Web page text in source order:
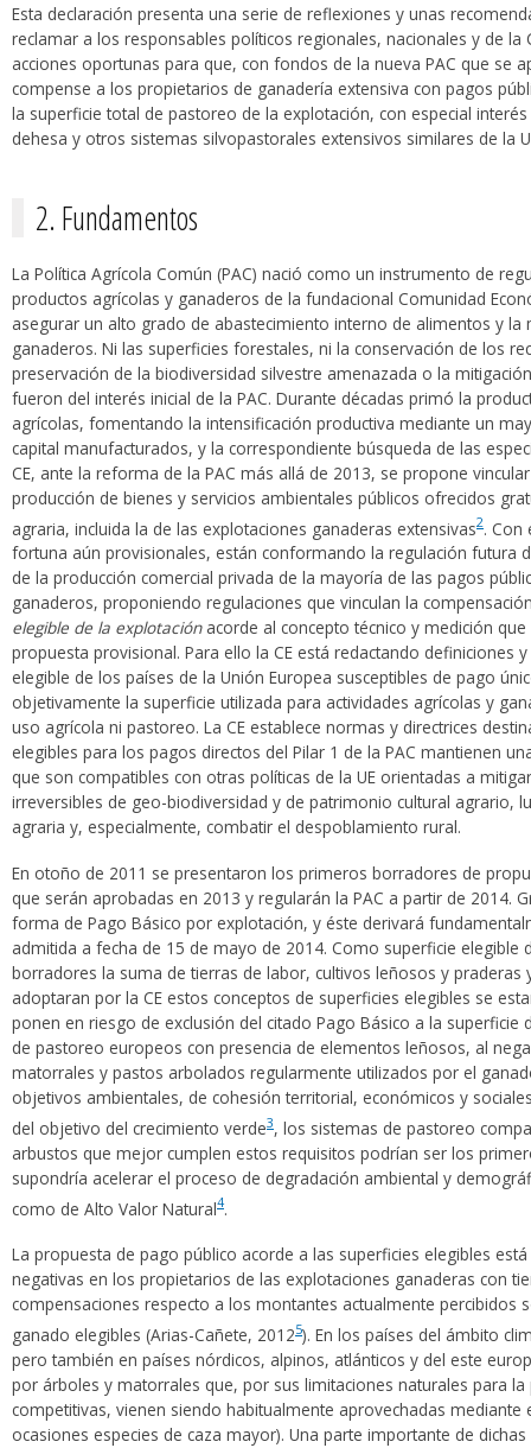
Esta declaración presenta una serie de reflexiones y unas
reclamar a los responsables políticos regionales, nacionales y de la
acciones oportunas para que, con fondos de la nueva PAC que se
compense a los propietarios de ganadería extensiva con pagos
la superficie total de pastoreo de la explotación, con especial
dehesa y otros sistemas silvopastorales extensivos similares de la
2. Fundamentos
La Política Agrícola Común (PAC) nació como un instrumento de
productos agrícolas y ganaderos de la fundacional Comunidad
asegurar un alto grado de abastecimiento interno de alimentos y
ganaderos. Ni las superficies forestales, ni la conservación de los
preservación de la biodiversidad silvestre amenazada o la
fueron del interés inicial de la PAC. Durante décadas primó la
agrícolas, fomentando la intensificación productiva mediante un
capital manufacturados, y la correspondiente búsqueda de las
CE, ante la reforma de la PAC más allá de 2013, se propone
producción de bienes y servicios ambientales públicos ofrecidos
agraria, incluida la de las explotaciones ganaderas extensivas2. Con
fortuna aún provisionales, están conformando la regulación futura
de la producción comercial privada de la mayoría de las pagos
ganaderos, proponiendo regulaciones que vinculan la
elegible de la explotaciónacorde al concepto técnico y medición
propuesta provisional. Para ello la CE está redactando definiciones
elegible de los países de la Unión Europea susceptibles de pago
objetivamente la superficie utilizada para actividades agrícolas y
uso agrícola ni pastoreo. La CE establece normas y directrices
elegibles para los pagos directos del Pilar 1 de la PAC mantienen
que son compatibles con otras políticas de la UE orientadas a
irreversibles de geo-biodiversidad y de patrimonio cultural agrario,
agraria y, especialmente, combatir el despoblamiento rural.
En otoño de 2011 se presentaron los primeros borradores de
que serán aprobadas en 2013 y regularán la PAC a partir de 2014.
forma de Pago Básico por explotación, y éste derivará
admitida a fecha de 15 de mayo de 2014. Como superficie
borradores la suma de tierras de labor, cultivos leñosos y
adoptaran por la CE estos conceptos de superficies elegibles se
ponen en riesgo de exclusión del citado Pago Básico a la
de pastoreo europeos con presencia de elementos leñosos, al
matorrales y pastos arbolados regularmente utilizados por el
objetivos ambientales, de cohesión territorial, económicos y
del objetivo del crecimiento verde3, los sistemas de pastoreo
arbustos que mejor cumplen estos requisitos podrían ser los
supondría acelerar el proceso de degradación ambiental y
como de Alto Valor Natural4.
La propuesta de pago público acorde a las superficies elegibles
negativas en los propietarios de las explotaciones ganaderas con
compensaciones respecto a los montantes actualmente percibidos
ganado elegibles (Arias-Cañete, 20125). En los países del ámbito
pero también en países nórdicos, alpinos, atlánticos y del este
por árboles y matorrales que, por sus limitaciones naturales para la
competitivas, vienen siendo habitualmente aprovechadas
ocasiones especies de caza mayor). Una parte importante de